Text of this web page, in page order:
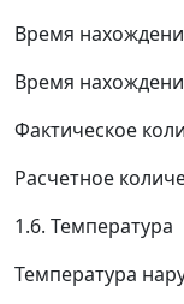
Время
Время
Фактическое
Расчетное
1.6. Температура
Температура